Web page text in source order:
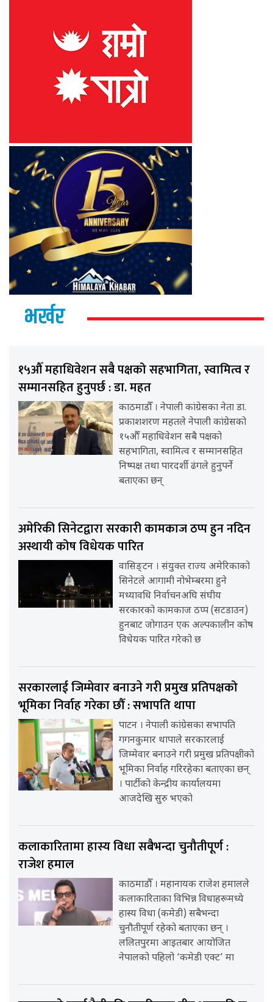
भर्खर
१५औँ महाधिवेशन सबै पक्षको सहभागिता, स्वामित्व र
सम्मानसहित हुनुपर्छ : डा. महत
काठमाडौँ । नेपाली कांग्रेसका नेता डा.
प्रकाशशरण महतले नेपाली कांग्रेसको
१५औँ महाधिवेशन सबै पक्षको
सहभागिता, स्वामित्व र सम्मानसहित
निष्पक्ष तथा पारदर्शी ढंगले हुनुपर्ने
बताएका छन्
अमेरिकी सिनेटद्वारा सरकारी कामकाज ठप्प हुन नदिन
अस्थायी कोष विधेयक पारित
वासिङ्टन । संयुक्त राज्य अमेरिकाको
सिनेटले आगामी नोभेम्बरमा हुने
मध्यावधि निर्वाचनअघि संघीय
सरकारको कामकाज ठप्प (सटडाउन)
हुनबाट जोगाउन एक अल्पकालीन कोष
विधेयक पारित गरेको छ
सरकारलाई जिम्मेवार बनाउने गरी प्रमुख प्रतिपक्षको
भूमिका निर्वाह गरेका छौँ : सभापति थापा
पाटन । नेपाली कांग्रेसका सभापति
गगनकुमार थापाले सरकारलाई
जिम्मेवार बनाउने गरी प्रमुख प्रतिपक्षीको
भूमिका निर्वाह गरिरहेका बताएका छन्
। पार्टीको केन्द्रीय कार्यालयमा
आजदेखि सुरु भएको
कलाकारितामा हास्य विधा सबैभन्दा चुनौतीपूर्ण :
राजेश हमाल
काठमाडौँ । महानायक राजेश हमालले
कलाकारिताका विभिन्न विधाहरूमध्ये
हास्य विधा (कमेडी) सबैभन्दा
चुनौतीपूर्ण रहेको बताएका छन् ।
ललितपुरमा आइतबार आयोजित
नेपालको पहिलो ‘कमेडी एक्ट’ मा